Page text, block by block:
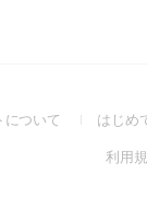
ついて
(Openはじめ
利用